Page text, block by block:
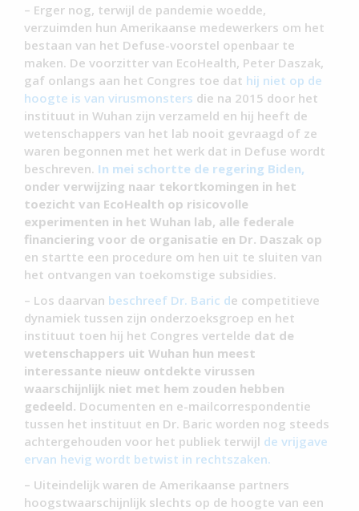
– Erger nog, terwijl de pandemie woedde,
verzuimden hun Amerikaanse medewerkers om het
bestaan van het Defuse-voorstel openbaar te
maken. De voorzitter van EcoHealth, Peter Daszak,
gaf onlangs aan het Congres toe dat hij niet op de
hoogte is van virusmonsters die na 2015 door het
instituut in Wuhan zijn verzameld en hij heeft de
wetenschappers van het lab nooit gevraagd of ze
waren begonnen met het werk dat in Defuse wordt
beschreven. In mei schortte de regering Biden,
onder verwijzing naar tekortkomingen in het
toezicht van EcoHealth op risicovolle
experimenten in het Wuhan lab, alle federale
financiering voor de organisatie en Dr. Daszak op
en startte een procedure om hen uit te sluiten van
het ontvangen van toekomstige subsidies.
– Los daarvan beschreef Dr. Baric de competitieve
dynamiek tussen zijn onderzoeksgroep en het
instituut toen hij het Congres vertelde dat de
wetenschappers uit Wuhan hun meest
interessante nieuw ontdekte virussen
waarschijnlijk niet met hem zouden hebben
gedeeld. Documenten en e-mailcorrespondentie
tussen het instituut en Dr. Baric worden nog steeds
achtergehouden voor het publiek terwijl de vrijgave
ervan hevig wordt betwist in rechtszaken.
– Uiteindelijk waren de Amerikaanse partners
hoogstwaarschijnlijk slechts op de hoogte van een